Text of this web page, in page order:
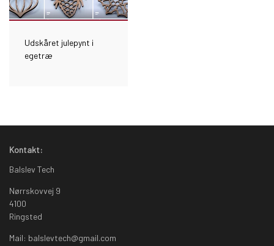
Udskåret julepynt i
egetræ
Kontakt:
Balslev Tech
Nørrskovvej 9
4100
Ringsted
Mail: balslevtech@gmail.com